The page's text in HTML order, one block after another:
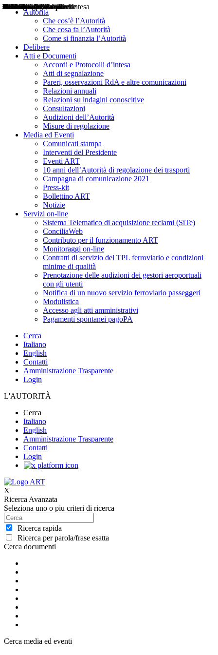
Autorità
Che cos’è l’Autorità
Che cosa fa l’Autorità
Come si finanzia l’Autorità
Delibere
Atti e Documenti
Accordi e Protocolli d’intesa
Atti di segnalazione
Pareri, osservazioni RdA e altre comunicazioni
Relazioni annuali
Relazioni su indagini conoscitive
Consultazioni
Audizioni dell’Autorità
Misure di regolazione
Media ed Eventi
Comunicati stampa
Interventi del Presidente
Eventi ART
10 anni dell’Autorità di regolazione dei trasporti
Campagna di comunicazione 2021
Press-kit
Bollettino ART
Notizie
Servizi on-line
Sistema Telematico di acquisizione reclami (SiTe)
ConciliaWeb
Contributo per il funzionamento ART
Monitoraggi on-line
Contratti di servizio del TPL ferroviario e condizioni
minime di qualità
Prenotazione delle audizioni dei gestori aeroportuali
con gli utenti
Notifica di un nuovo servizio ferroviario passeggeri
Modulistica
Accesso agli atti amministrativi
Pagamenti spontanei pagoPA
Cerca
Italiano
English
Contatti
Amministrazione Trasparente
Login
L'AUTORITÀ
Cerca
Italiano
English
Amministrazione Trasparente
Contatti
Login
X
Ricerca Avanzata
Seleziona uno o piu criteri di ricerca
Ricerca rapida
Ricerca per parola/frase esatta
Cerca documenti
Delibere
Pareri
Consultazioni
Audizioni
Atti di Segnalazione
Accordi e Protocolli d'Intesa
Relazioni annuali
Misure di regolazione
Cerca media ed eventi
Notizie
Comunicati Stampa
Bollettini ART
Convegni ART
Interviste del Presidente
Articoli in primo piano
Interventi del Presidente
2004
2005
2010
2013
2014
2015
2016
2017
2018
2019
202
2020
2021
2022
2023
2024
2025
2026
Aereo
Marittimo
Terrestre